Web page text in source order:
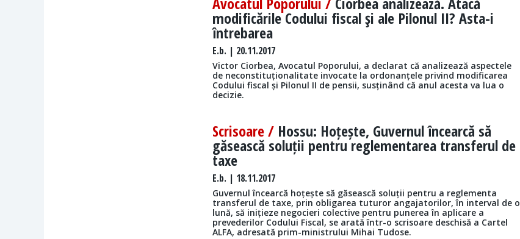
modificările Codului fiscal şi ale Pilonul II? Asta-i
întrebarea
E.b. | 20.11.2017
Victor Ciorbea, Avocatul Poporului, a declarat că analizează aspectele
de neconstituționalitate invocate la ordonanțele privind modificarea
Codului fiscal și Pilonul II de pensii, susținând că anul acesta va lua o
decizie.
Scrisoare / Hossu: Hoțește, Guvernul încearcă să
găsească soluții pentru reglementarea transferul de
taxe
E.b. | 18.11.2017
Guvernul încearcă hoțește să găsească soluții pentru a reglementa
transferul de taxe, prin obligarea tuturor angajatorilor, în interval de o
lună, să inițieze negocieri colective pentru punerea în aplicare a
prevederilor Codului Fiscal, se arată într-o scrisoare deschisă a Cartel
ALFA, adresată prim-ministrului Mihai Tudose.